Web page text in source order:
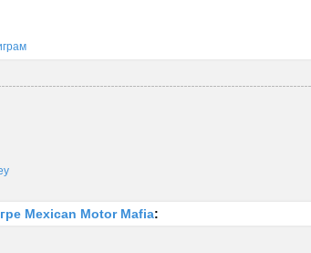
Mexican Motor Mafia: